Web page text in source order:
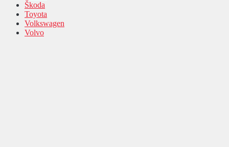
Škoda
Toyota
Volkswagen
Volvo